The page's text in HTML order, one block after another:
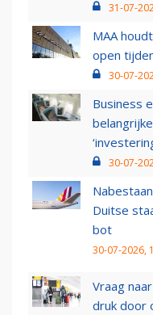
31-07-
MAA
open
30-07-
Business
30-07-
Duitse
bot
30-07-2026,
Vraag
druk door